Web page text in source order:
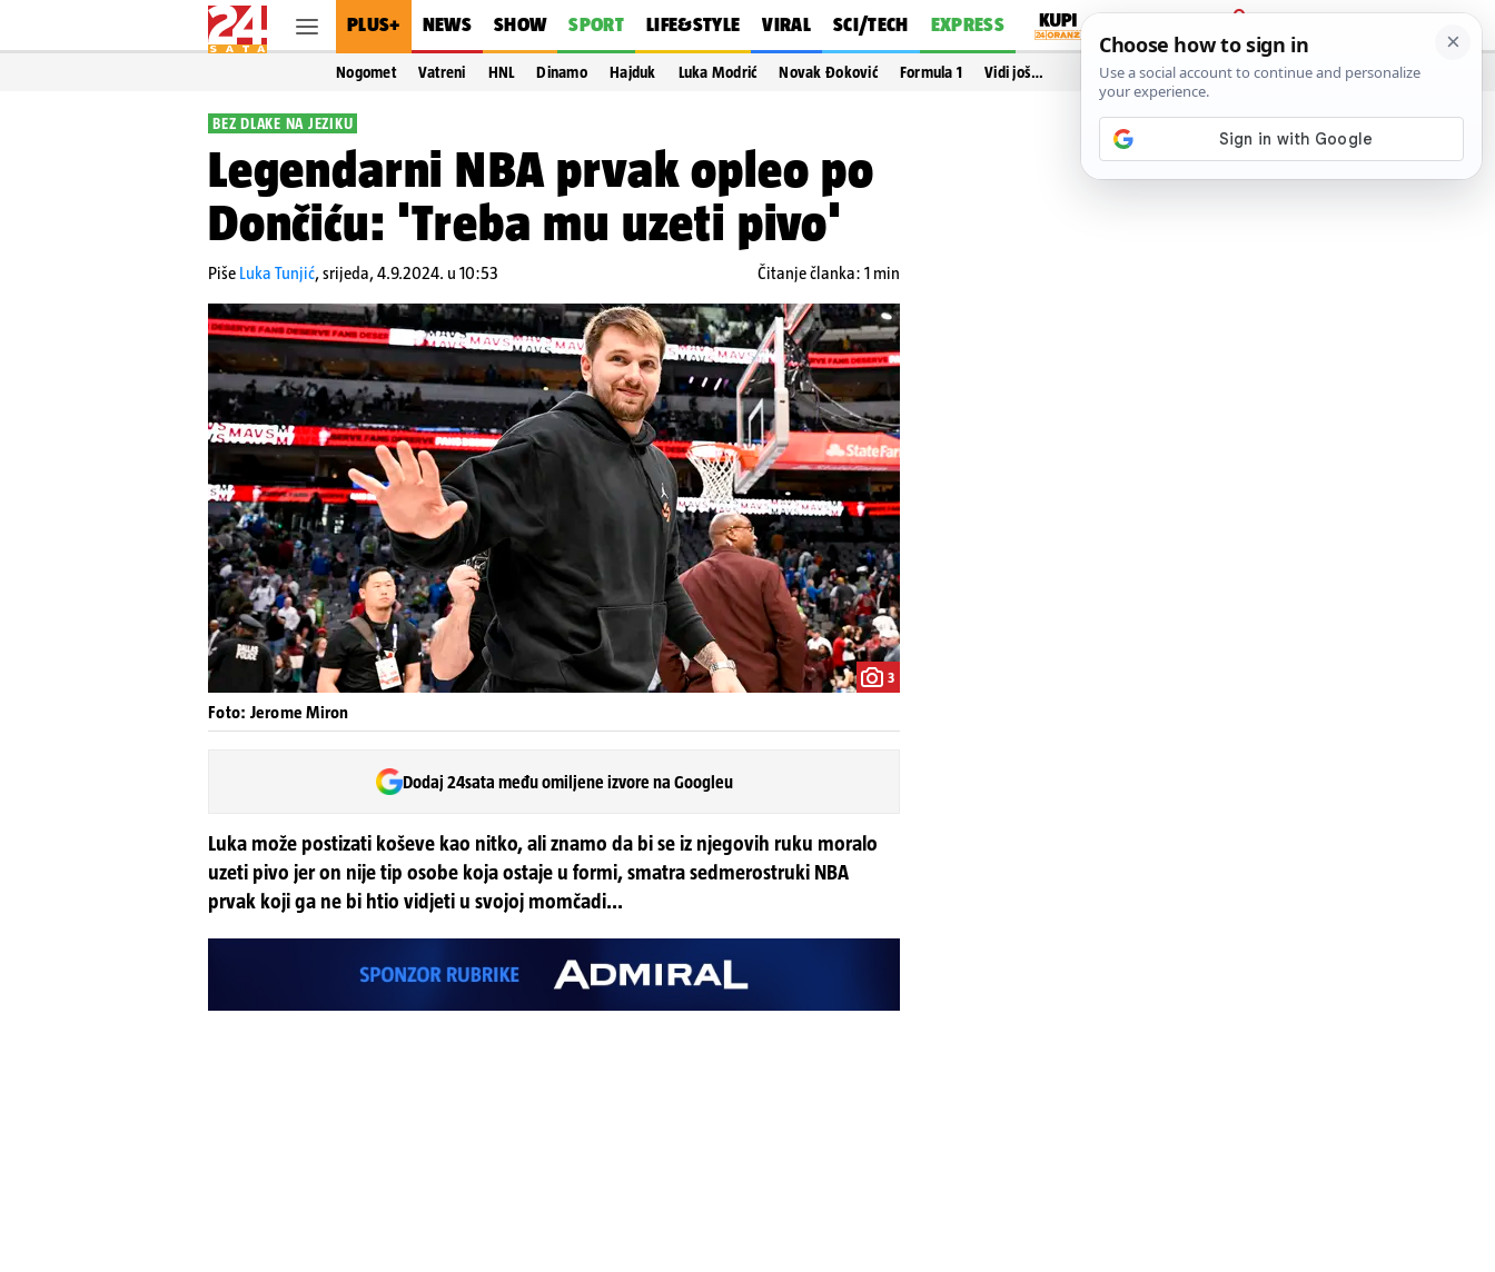
PLUS+ NEWS SHOW SPORT LIFE&STYLE VIRAL SCI/TECH EXPRESS
PRIJAVA
Nogomet Vatreni HNL Dinamo Hajduk Luka Modrić Novak Đoković Formula 1 Vidi još…
BEZ DLAKE NA JEZIKU
Legendarni NBA prvak opleo po
Dončiću: 'Treba mu uzeti pivo'
Piše Luka Tunjić,srijeda, 4.9.2024. u 10:53 Čitanje članka: 1 min
3
Foto: Jerome Miron
Dodaj 24sata među omiljene izvore na Googleu
Luka može postizati koševe kao nitko, ali znamo da bi se iz njegovih ruku moralo
uzeti pivo jer on nije tip osobe koja ostaje u formi, smatra sedmerostruki NBA
prvak koji ga ne bi htio vidjeti u svojoj momčadi...